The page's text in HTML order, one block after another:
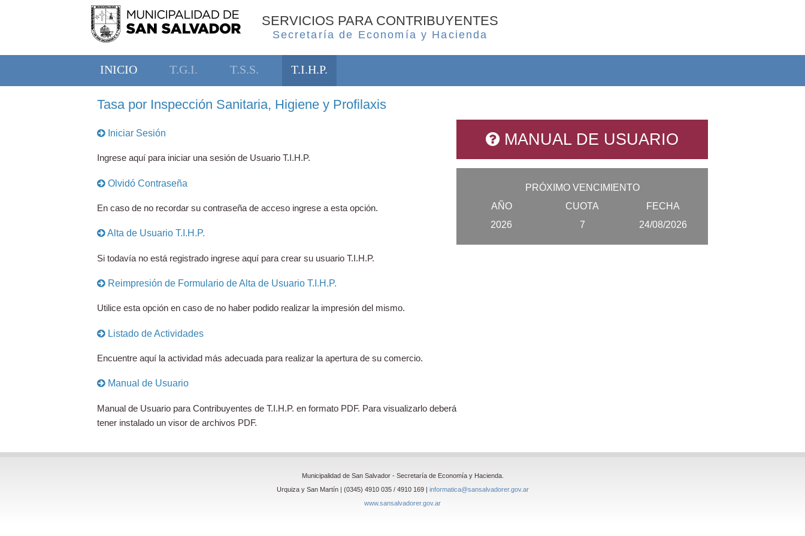
SERVICIOS PARA CONTRIBUYENTES
Secretaría de Economía y Hacienda
INICIO T.G.I. T.S.S. T.I.H.P.
Tasa por Inspección Sanitaria, Higiene y Profilaxis
Iniciar Sesión
Ingrese aquí para iniciar una sesión de Usuario T.I.H.P.
Olvidó Contraseña
En caso de no recordar su contraseña de acceso ingrese a esta opción.
Alta de Usuario T.I.H.P.
Si todavía no está registrado ingrese aquí para crear su usuario T.I.H.P.
Reimpresión de Formulario de Alta de Usuario T.I.H.P.
Utilice esta opción en caso de no haber podido realizar la impresión del mismo.
Listado de Actividades
Encuentre aquí la actividad más adecuada para realizar la apertura de su comercio.
Manual de Usuario
Manual de Usuario para Contribuyentes de T.I.H.P. en formato PDF. Para visualizarlo deberá
tener instalado un visor de archivos PDF.
MANUAL DE USUARIO
PRÓXIMO VENCIMIENTO
AÑO
CUOTA
FECHA
2026
7 24/08/2026
Municipalidad de San Salvador - Secretaría de Economía y Hacienda.
Urquiza y San Martín | (0345) 4910 035 / 4910 169 | informatica@sansalvadorer.gov.ar
www.sansalvadorer.gov.ar